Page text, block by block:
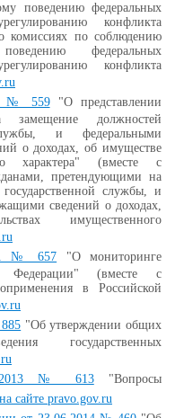
поведению федеральных
конфликта
комиссиях по соблюдению
федеральных
конфликта
№ 559"О представлении
должностей
и федеральными
о доходах, об имуществе
характера" (вместе с
претендующими на
службы, и
сведений о доходах,
имущественного
№ 657 "О мониторинге
Федерации" (вместе с
в Российской
"Об утверждении общих
государственных
№ 613"Вопросы
сайте pravo.gov.ru